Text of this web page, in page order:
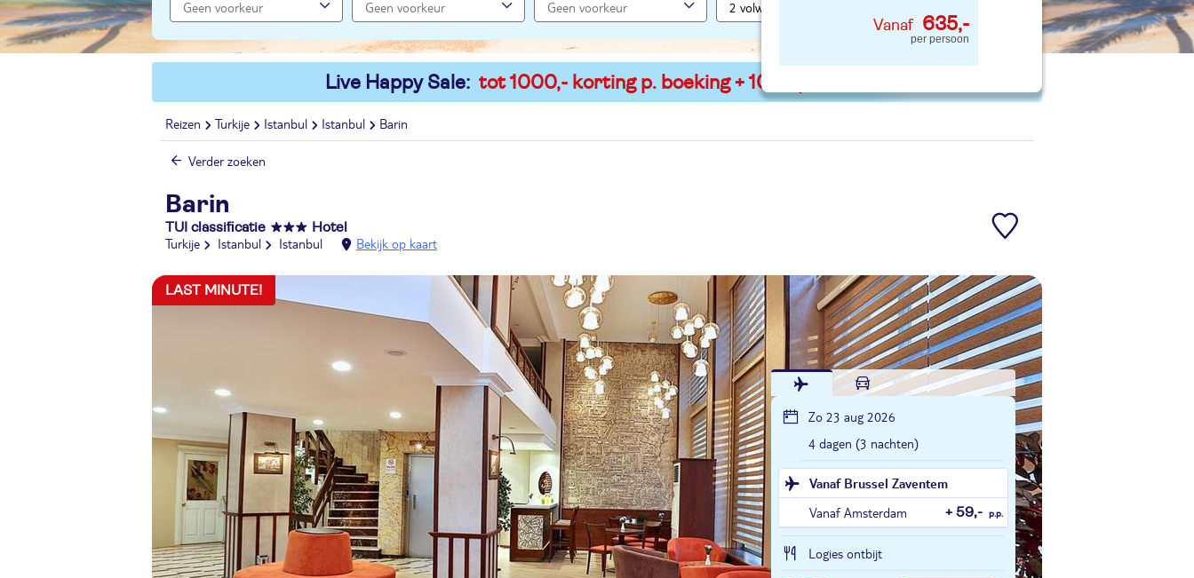
635,-
per persoon
Live Happy Sale: tot 1000,- korting p. boeking + 100,- p. kind
Reizen Turkije Istanbul Istanbul Barin
Verder zoeken
Barin
TUI classificatie Hotel
Turkije Istanbul Istanbul Bekijk op kaart
LAST MINUTE!
Zo 23 aug 2026
4 dagen (3 nachten)
Vanaf Brussel Zaventem
Vanaf Amsterdam
+ 59,- p.p.
Logies ontbijt